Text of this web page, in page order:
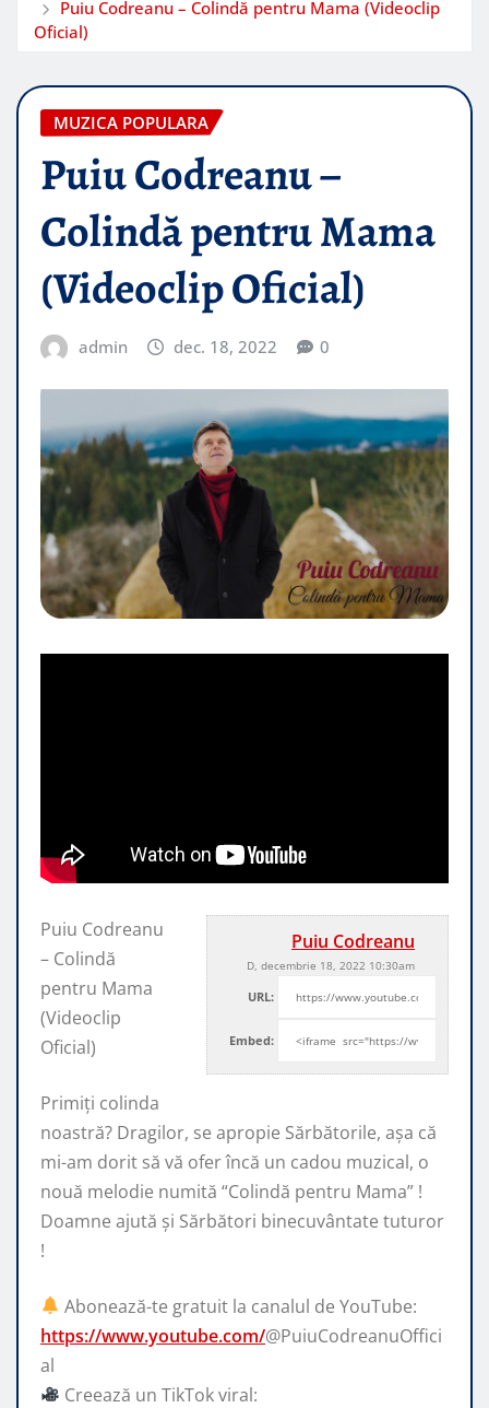
Puiu Codreanu – Colindă pentru Mama (Videoclip
Oficial)
MUZICA POPULARA
Puiu Codreanu –
Colindă pentru Mama
(Videoclip Oficial)
admin dec. 18, 2022 0
Puiu Codreanu
D, decembrie 18, 2022 10:30am
URL:
Embed:
Puiu Codreanu
– Colindă
pentru Mama
(Videoclip
Oficial)
Primiți colinda
noastră? Dragilor, se apropie Sărbătorile, așa că
mi-am dorit să vă ofer încă un cadou muzical, o
nouă melodie numită “Colindă pentru Mama” !
Doamne ajută și Sărbători binecuvântate tuturor
!
Abonează-te gratuit la canalul de YouTube:
https://www.youtube.com/@PuiuCodreanuOffici
al
Creează un TikTok viral: